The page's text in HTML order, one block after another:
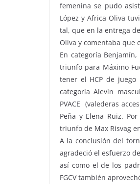
femenina se pudo
López y Africa Oliva
tal, que en la entrega
Oliva y comentaba que
En categoría
triunfo para Máximo
tener el HCP de
categoría Alevín
PVACE (valederas
Peña y Elena Ruiz.
triunfo de Max Risvag
A la conclusión del
agradeció el esfuerzo
así como el de los
FGCV también